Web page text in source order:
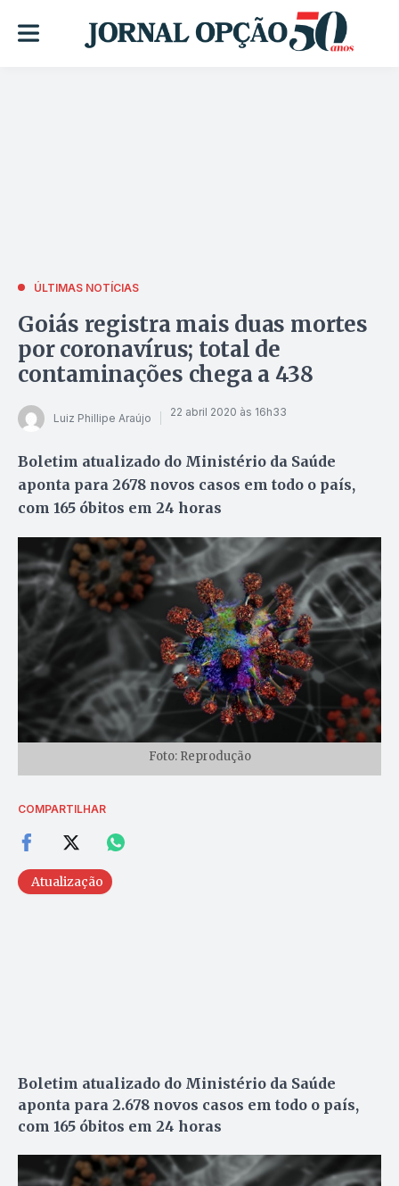
ÚLTIMAS NOTÍCIAS
Goiás registra mais duas mortes
por coronavírus; total de
contaminações chega a 438
Luiz Phillipe Araújo 22 abril 2020 às 16h33
Boletim atualizado do Ministério da Saúde
aponta para 2678 novos casos em todo o país,
com 165 óbitos em 24 horas
Foto: Reprodução
COMPARTILHAR
Atualização
Boletim atualizado do Ministério da Saúde
aponta para 2.678 novos casos em todo o país,
com 165 óbitos em 24 horas